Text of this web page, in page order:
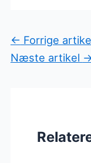
← Forrige
Næste artikel